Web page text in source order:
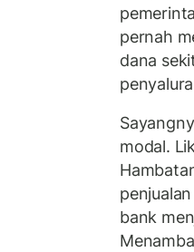
pernah
dana
modal.
bank